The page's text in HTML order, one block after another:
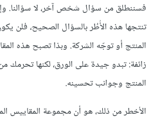
فسننطلق من سؤال شخص آخر، لا سؤالنا.
تنتجها هذه الأُطُر بالسؤال الصحيح، فلن
المنتج أو توجّه الشركة. وبذا تصبح هذه
زائفة: تبدو جيدة على الورق، لكنها تحرمك
المنتج وجوانب تحسينه.
الأخطر من ذلك، هو أن مجموعة المقاييس